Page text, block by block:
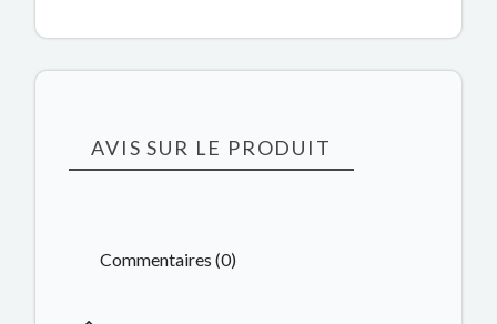
AVIS SUR LE PRODUIT
Commentaires (0)